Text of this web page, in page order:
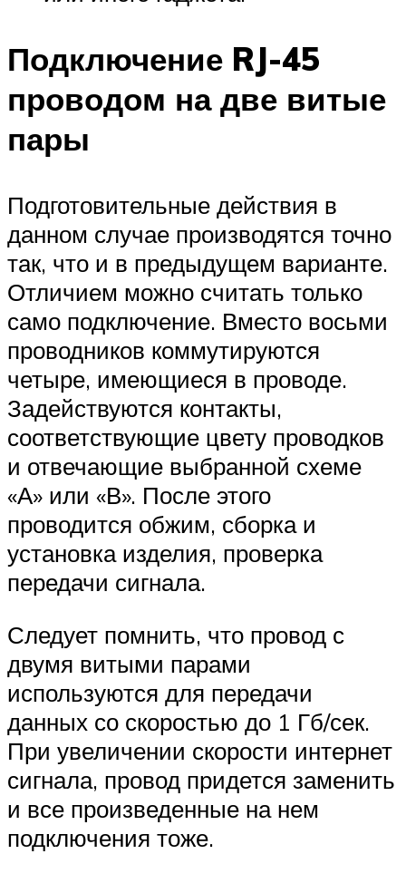
Подключение RJ-45
проводом на две витые
пары
Подготовительные действия в
данном случае производятся точно
так, что и в предыдущем варианте.
Отличием можно считать только
само подключение. Вместо восьми
проводников коммутируются
четыре, имеющиеся в проводе.
Задействуются контакты,
соответствующие цвету проводков
и отвечающие выбранной схеме
«А» или «В». После этого
проводится обжим, сборка и
установка изделия, проверка
передачи сигнала.
Следует помнить, что провод с
двумя витыми парами
используются для передачи
данных со скоростью до 1 Гб/сек.
При увеличении скорости интернет
сигнала, провод придется заменить
и все произведенные на нем
подключения тоже.